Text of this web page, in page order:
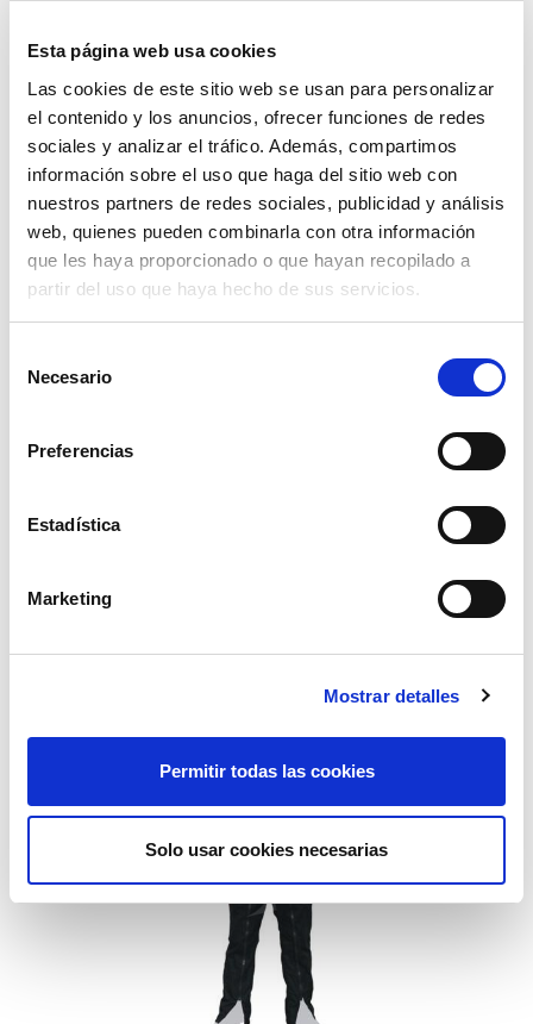
Esta página web usa cookies
Las cookies de este sitio web se usan para personalizar
el contenido y los anuncios, ofrecer funciones de redes
sociales y analizar el tráfico. Además, compartimos
información sobre el uso que haga del sitio web con
nuestros partners de redes sociales, publicidad y análisis
web, quienes pueden combinarla con otra información
que les haya proporcionado o que hayan recopilado a
partir del uso que haya hecho de sus servicios.
Necesario
Preferencias
Estadística
Marketing
Mostrar detalles
Permitir todas las cookies
Solo usar cookies necesarias
24,50€ comprar
pantalon de prot. basic t52
88,56€ comprar